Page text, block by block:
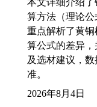
算方法（理论公
重点解析了黄铜
算公式的差异
及选材建议，数
准。
2026年8月4日